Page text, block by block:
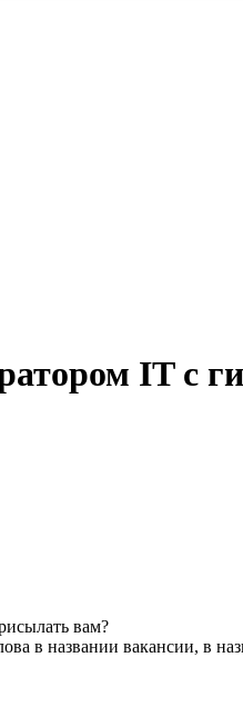
IT с
вам?
в названии вакансии, в